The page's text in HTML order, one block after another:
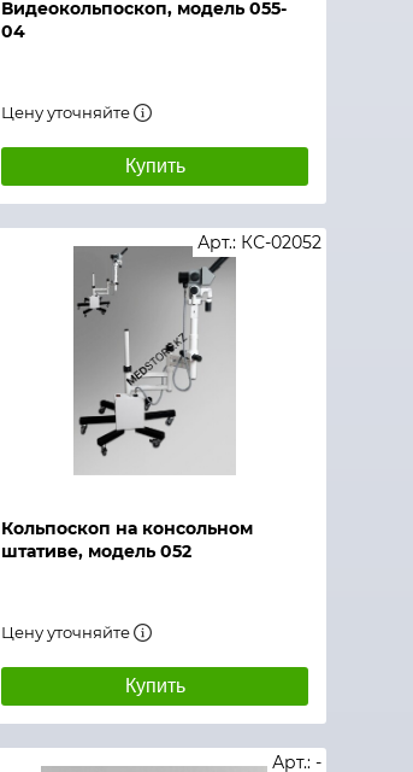
Видеокольпоскоп, модель 055-
04
Цену уточняйте
Купить
Кольпоскоп на консольном
штативе, модель 052
Арт.: КС-02052
Цену уточняйте
Купить
Арт.: -